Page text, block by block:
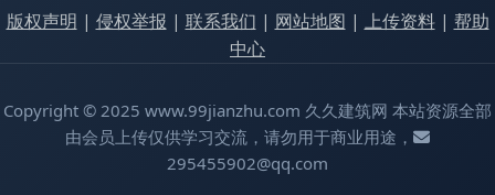
版权声明 | 侵权举报 | 联系我们 | 网站地图 | 上传资料| 帮助
中心
Copyright © 2025 www.99jianzhu.com 久久建筑网 本站资源全部
由会员上传仅供学习交流，请勿用于商业用途，
295455902@qq.com